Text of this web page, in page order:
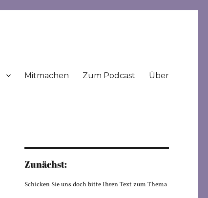
Mitmachen Zum Podcast Über
Zunächst:
Schicken Sie uns doch bitte Ihren Text zum Thema